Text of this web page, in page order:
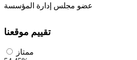
عضو مجلس إدارة المؤسسة
تقييم موقعنا
ممتاز